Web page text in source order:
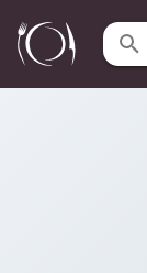
Reštaurácie /